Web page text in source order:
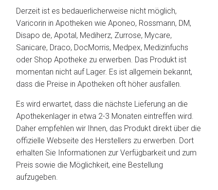
Derzeit ist es bedauerlicherweise nicht möglich,
Varicorin in Apotheken wie Aponeo, Rossmann, DM,
Disapo de, Apotal, Mediherz, Zurrose, Mycare,
Sanicare, Draco, DocMorris, Medpex, Medizinfuchs
oder Shop Apotheke zu erwerben. Das Produkt ist
momentan nicht auf Lager. Es ist allgemein bekannt,
dass die Preise in Apotheken oft höher ausfallen.
Es wird erwartet, dass die nächste Lieferung an die
Apothekenlager in etwa 2-3 Monaten eintreffen wird.
Daher empfehlen wir Ihnen, das Produkt direkt über die
offizielle Webseite des Herstellers zu erwerben. Dort
erhalten Sie Informationen zur Verfügbarkeit und zum
Preis sowie die Möglichkeit, eine Bestellung
aufzugeben.